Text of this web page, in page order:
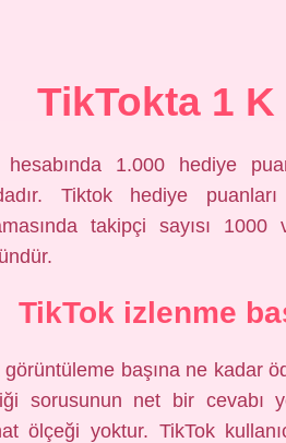
TikTokta 1
hesabında 1.000 hediye
Tiktok hediye
takipçi sayısı
TikTok izlenme
görüntüleme başına ne kadar
sorusunun net bir cevabı
ölçeği yoktur. TikTok